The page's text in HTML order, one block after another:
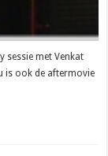
sessie met Venkat
is ook de aftermovie